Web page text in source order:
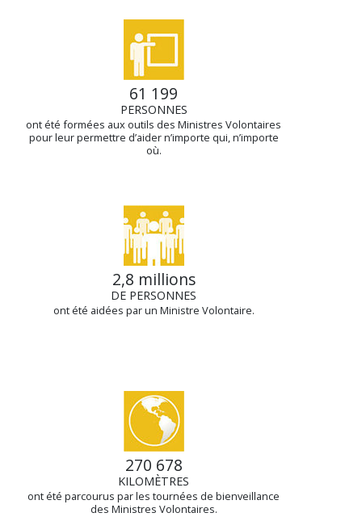
61 199
PERSONNES
ont été formées aux outils des Ministres Volontaires
pour leur permettre d’aider n’importe qui, n’importe
où.
2,8 millions
DE PERSONNES
ont été aidées par un Ministre Volontaire.
270 678
KILOMÈTRES
ont été parcourus par les tournées de bienveillance
des Ministres Volontaires.